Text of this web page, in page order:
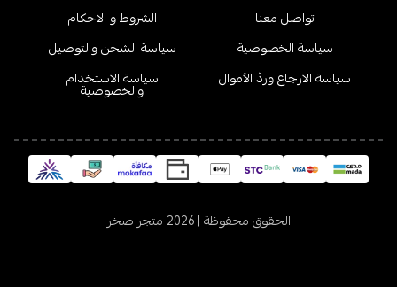
تواصل معنا
الشروط و الاحكام
سياسة الخصوصية
سياسة الشحن والتوصيل
سياسة الارجاع وردّ الأموال
سياسة الاستخدام
والخصوصية
الحقوق محفوظة | 2026 متجر صخر